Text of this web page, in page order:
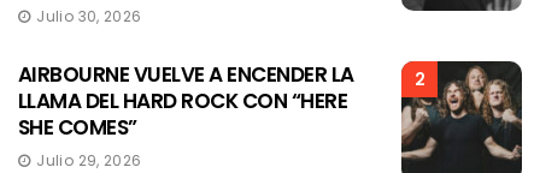
Julio 30, 2026
2
AIRBOURNE VUELVE A ENCENDER LA
LLAMA DEL HARD ROCK CON “HERE
SHE COMES”
Julio 29, 2026